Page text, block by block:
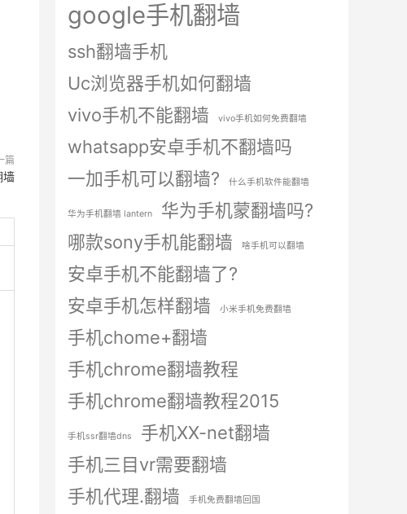
篇
墙
google手机翻墙
ssh翻墙手机
Uc浏览器手机如何翻墙
vivo手机不能翻墙
vivo手机如何免费翻墙
whatsapp安卓手机不翻墙吗
一加手机可以翻墙?
什么手机软件能翻墙
华为手机翻墙 lantern
华为手机蒙翻墙吗?
哪款sony手机能翻墙
啥手机可以翻墙
安卓手机不能翻墙了?
安卓手机怎样翻墙
小米手机免费翻墙
手机chome+翻墙
手机chrome翻墙教程
手机chrome翻墙教程2015
手机ssr翻墙dns
手机XX-net翻墙
手机三目vr需要翻墙
手机代理.翻墙
手机免费翻墙回国